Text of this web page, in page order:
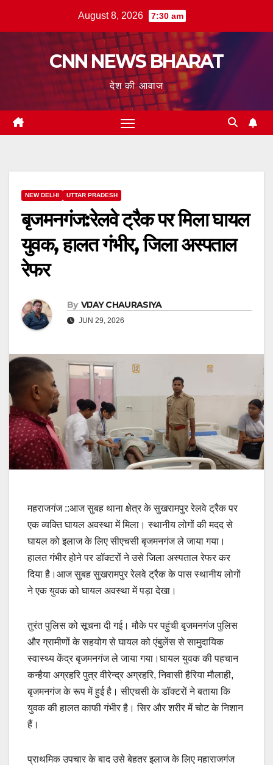
August 8, 2026 7:30 am
CNN NEWS BHARAT
देश की आवाज
NEW DELHI UTTAR PRADESH
बृजमनगंज:रेलवे ट्रैक पर मिला घायल
युवक, हालत गंभीर, जिला अस्पताल
रेफर
By VIJAY CHAURASIYA
JUN 29, 2026
महराजगंज ::आज सुबह थाना क्षेत्र के सुखरामपुर रेलवे ट्रैक पर
एक व्यक्ति घायल अवस्था में मिला। स्थानीय लोगों की मदद से
घायल को इलाज के लिए सीएचसी बृजमनगंज ले जाया गया।
हालत गंभीर होने पर डॉक्टरों ने उसे जिला अस्पताल रेफर कर
दिया है।आज सुबह सुखरामपुर रेलवे ट्रैक के पास स्थानीय लोगों
ने एक युवक को घायल अवस्था में पड़ा देखा।
तुरंत पुलिस को सूचना दी गई। मौके पर पहुंची बृजमनगंज पुलिस
और ग्रामीणों के सहयोग से घायल को एंबुलेंस से सामुदायिक
स्वास्थ्य केंद्र बृजमनगंज ले जाया गया।घायल युवक की पहचान
कन्हैया अग्रहरि पुत्र वीरेन्द्र अग्रहरि, निवासी हैरिया मौलाही,
बृजमनगंज के रूप में हुई है। सीएचसी के डॉक्टरों ने बताया कि
युवक की हालत काफी गंभीर है। सिर और शरीर में चोट के निशान
हैं।
प्राथमिक उपचार के बाद उसे बेहतर इलाज के लिए महाराजगंज